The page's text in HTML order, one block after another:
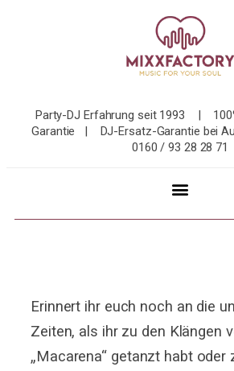
Party-DJ Erfahrung seit 1993 |
Garantie | DJ-Ersatz-Garantie bei
0160 / 93 28 28 71
Erinnert ihr euch noch an die
Zeiten, als ihr zu den Klängen
„Macarena“ getanzt habt oder